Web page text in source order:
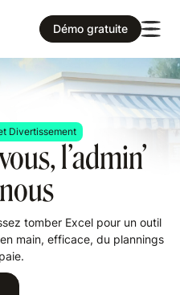
Démo gratuite
Divertissement
l’admin’
tomber Excel pour un outil
main, efficace, du plannings